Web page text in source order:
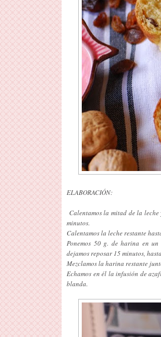
ELABORACIÓN:
Calentamos la mitad de la
minutos.
Calentamos la leche restante
Ponemos 50 g. de harina en un
dejamos reposar 15 minutos,
Mezclamos la harina restante
Echamos en él la infusión de
blanda.